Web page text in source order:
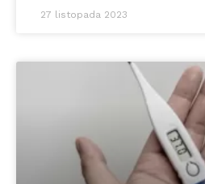
27 listopada 2023